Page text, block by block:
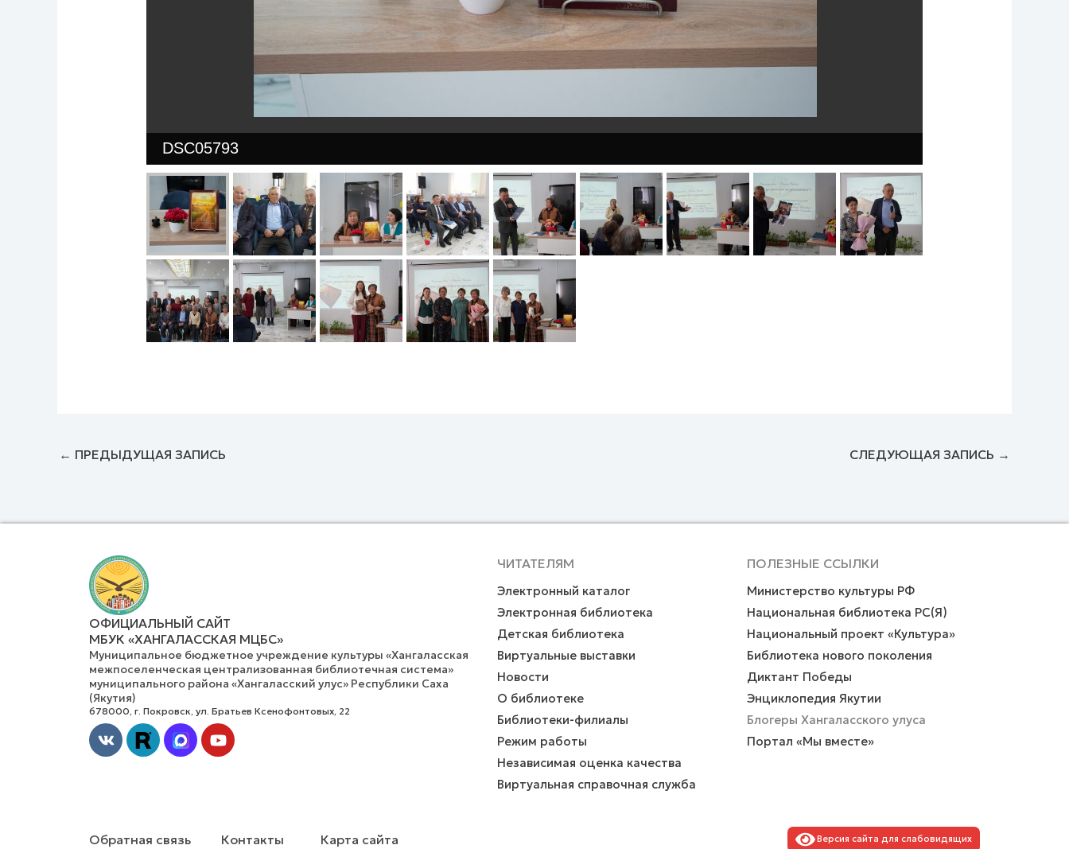
DSC05793
← ПРЕДЫДУЩАЯ ЗАПИСЬ СЛЕДУЮЩАЯ ЗАПИСЬ →
ОФИЦИАЛЬНЫЙ САЙТ
МБУК «ХАНГАЛАССКАЯ МЦБС»
Муниципальное бюджетное учреждение культуры «Хангаласская
межпоселенческая централизованная библиотечная система»
муниципального района «Хангаласский улус» Республики Саха
(Якутия)
678000, г. Покровск, ул. Братьев Ксенофонтовых, 22
Vk Youtube
ЧИТАТЕЛЯМ
Электронный каталог
Электронная библиотека
Детская библиотека
Виртуальные выставки
Новости
О библиотеке
Библиотеки-филиалы
Режим работы
Независимая оценка качества
Виртуальная справочная служба
ПОЛЕЗНЫЕ ССЫЛКИ
Министерство культуры РФ
Национальная библиотека РС(Я)
Национальный проект «Культура»
Библиотека нового поколения
Диктант Победы
Энциклопедия Якутии
Блогеры Хангаласского улуса
Портал «Мы вместе»
Обратная связь Контакты Карта сайта Версия сайта для слабовидящих